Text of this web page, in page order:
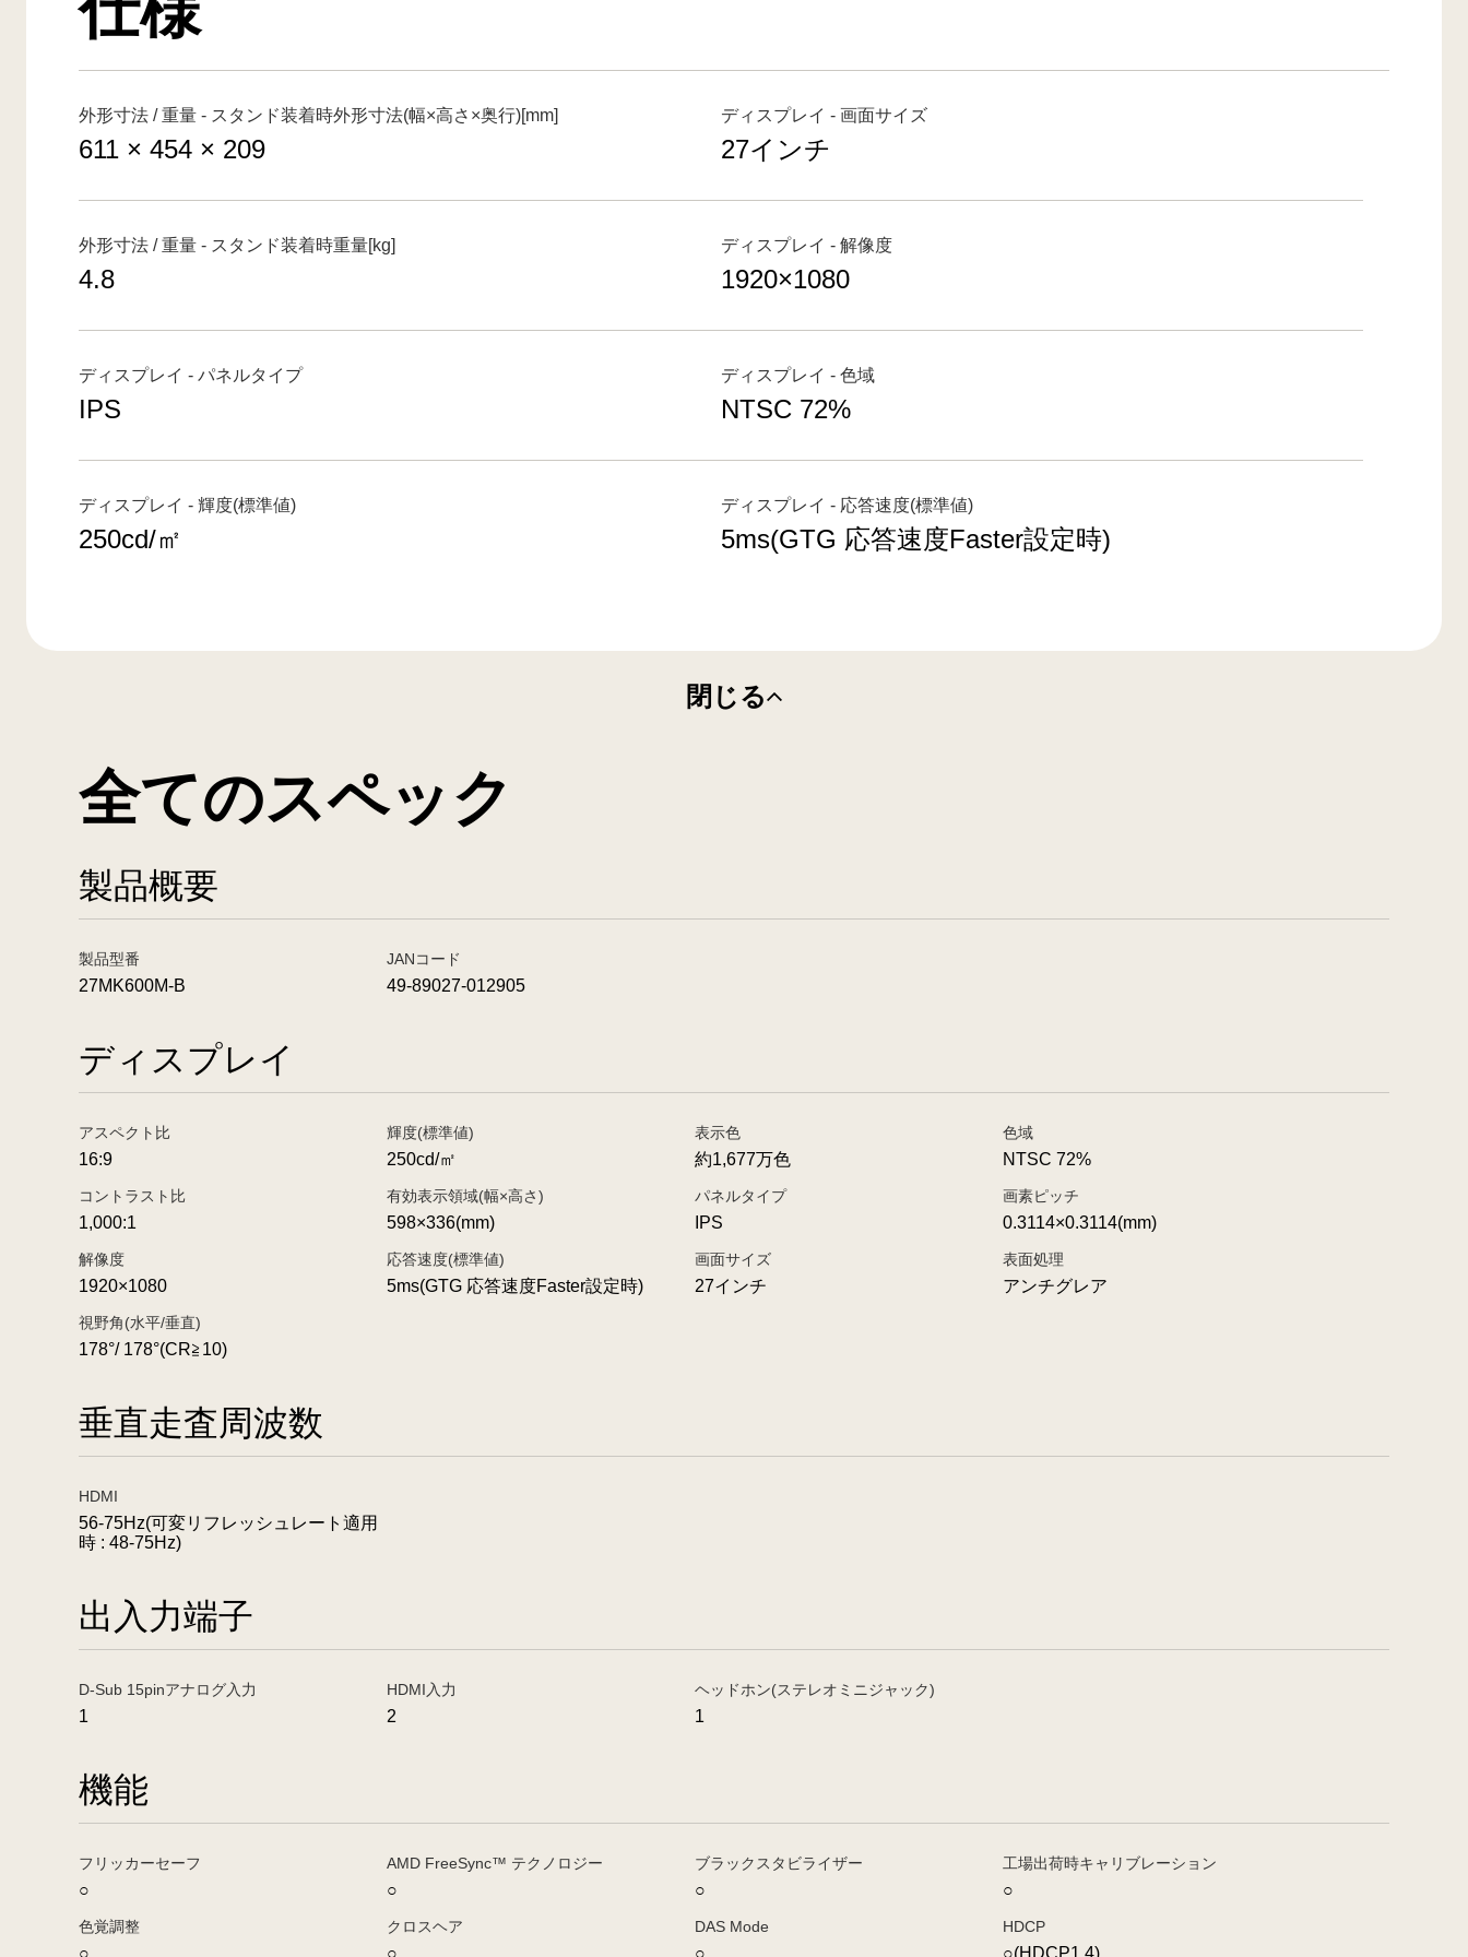
外形寸法 / 重量 - スタンド装着時外形寸法(幅×高さ×奥行)[mm]
611 × 454 × 209
ディスプレイ - 画面サイズ
27インチ
外形寸法 / 重量 - スタンド装着時重量[kg]
4.8
ディスプレイ - 解像度
1920×1080
ディスプレイ - パネルタイプ
IPS
ディスプレイ - 色域
NTSC 72%
ディスプレイ - 輝度(標準値)
250cd/㎡
ディスプレイ - 応答速度(標準値)
5ms(GTG 応答速度Faster設定時)
閉じる
全てのスペック
製品概要
製品型番
27MK600M-B
JANコード
49-89027-012905
ディスプレイ
アスペクト比
16:9
輝度(標準値)
250cd/㎡
表示色
約1,677万色
色域
NTSC 72%
コントラスト比
1,000:1
有効表示領域(幅×高さ)
598×336(mm)
パネルタイプ
IPS
画素ピッチ
0.3114×0.3114(mm)
解像度
1920×1080
応答速度(標準値)
5ms(GTG 応答速度Faster設定時)
画面サイズ
27インチ
表面処理
アンチグレア
視野角(水平/垂直)
178°/ 178°(CR≧10)
垂直走査周波数
HDMI
56-75Hz(可変リフレッシュレート適用
時 : 48-75Hz)
出入力端子
D-Sub 15pinアナログ入力
1
HDMI入力
2
ヘッドホン(ステレオミニジャック)
1
機能
フリッカーセーフ
○
AMD FreeSync™ テクノロジー
○
ブラックスタビライザー
○
工場出荷時キャリブレーション
○
色覚調整
○
クロスヘア
○
DAS Mode
○
HDCP
○(HDCP1.4)